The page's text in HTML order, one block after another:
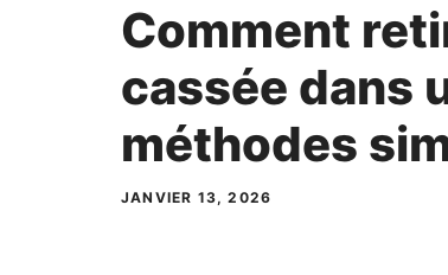
Comment
cassée dans
méthodes
JANVIER 13, 2026